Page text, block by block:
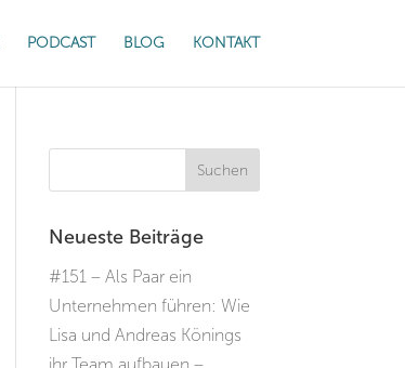
PODCAST BLOG KONTAKT
Neueste Beiträge
#151 – Als Paar ein
Unternehmen führen: Wie
Lisa und Andreas Könings